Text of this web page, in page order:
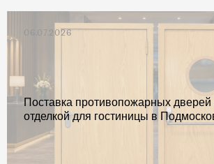
06.07.2026
Поставка противопожарных
отделкой для гостиницы в